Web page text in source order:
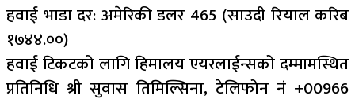
हवाई भाडा दर: अमेरिकी डलर 465 (साउदी रियाल करिब
१७४४.००)
हवाई टिकटको लागि हिमालय एयरलाईन्सको दम्मामस्थित
प्रतिनिधि श्री सुवास तिमिल्सिना, टेलिफोन नं +00966